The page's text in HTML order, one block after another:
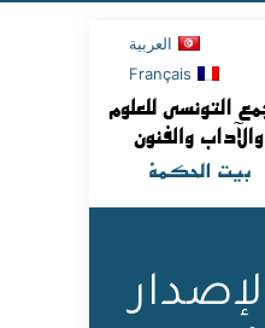
العربية
Français